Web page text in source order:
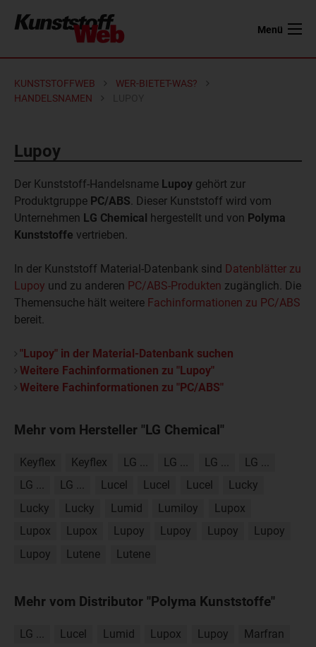
Menü
KUNSTSTOFFWEB
WER-BIETET-WAS?
HANDELSNAMEN
Lupoy
Der Kunststoff-Handelsname Lupoy gehört zur
Produktgruppe PC/ABS. Dieser Kunststoff wird vom
Unternehmen LG Chemical hergestellt und von Polyma
Kunststoffe vertrieben.
In der Kunststoff Material-Datenbank sind Datenblätter zu
Lupoy und zu anderen PC/ABS-Produkten zugänglich. Die
Themensuche hält weitere Fachinformationen zu PC/ABS
bereit.
"Lupoy" in der Material-Datenbank suchen
Weitere Fachinformationen zu "Lupoy"
Weitere Fachinformationen zu "PC/ABS"
Mehr vom Hersteller "LG Chemical"
Keyflex Keyflex LG ... LG ... LG ...
LG ...
LG ...
LG ... Lucel Lucel Lucel
Lucky
Lucky
Lucky Lumid Lumiloy
Lupox
Lupox
Lupox Lupoy Lupoy Lupoy
Lupoy
Lupoy
Lutene Lutene
Mehr vom Distributor "Polyma Kunststoffe"
LG ... Lucel Lumid Lupox Lupoy
Marfran